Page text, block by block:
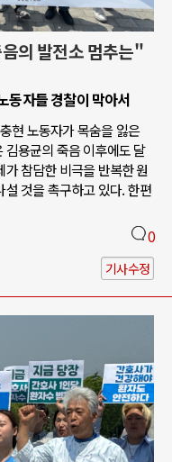
의 발전소 멈추는"
동자들 경찰이 막아서
현 노동자가 목숨을 잃은
용균의 죽음 이후에도 달
참담한 비극을 반복한 원
것을 촉구하고 있다. 한편
0
기사수정